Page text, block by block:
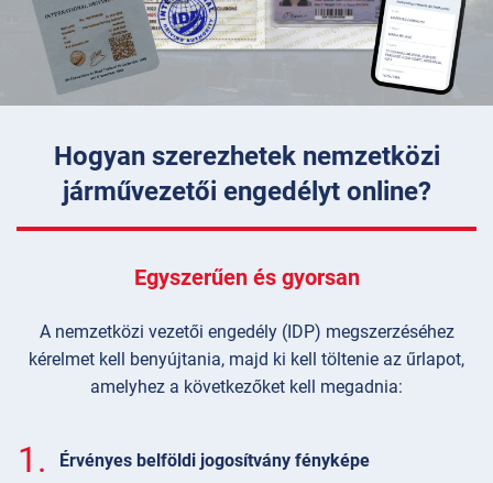
Hogyan szerezhetek nemzetközi
járművezetői engedélyt online?
Egyszerűen és gyorsan
A nemzetközi vezetői engedély (IDP) megszerzéséhez
kérelmet kell benyújtania, majd ki kell töltenie az űrlapot,
amelyhez a következőket kell megadnia:
1. Érvényes belföldi jogosítvány fényképe